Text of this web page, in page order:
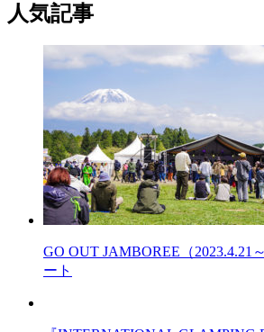
人気記事
GO OUT JAMBOREE（2023.4.21
ート